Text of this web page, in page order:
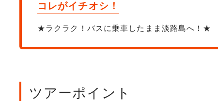
コレがイチオシ！
★ラクラク！バスに乗車したまま淡路島へ！★
ツアーポイント